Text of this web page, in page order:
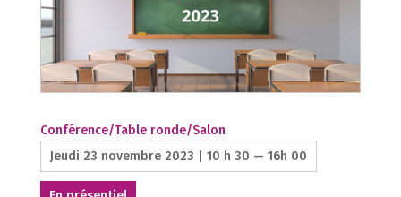
Conférence/Table ronde/Salon
Jeudi 23 novembre 2023 | 10 h 30 — 16h 00